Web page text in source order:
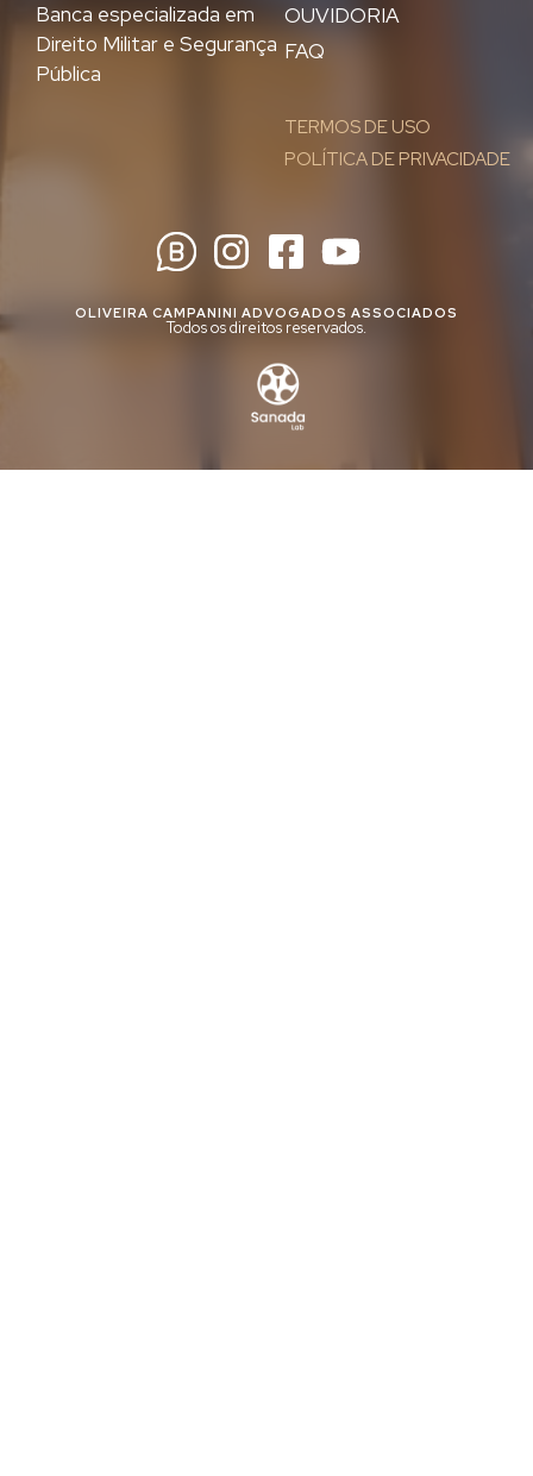
OUVIDORIA
FAQ
TERMOS DE USO
POLÍTICA DE PRIVACIDADE
Banca especializada em
Direito Militar e Segurança
Pública
OLIVEIRA CAMPANINI ADVOGADOS ASSOCIADOS
Todos os direitos reservados.